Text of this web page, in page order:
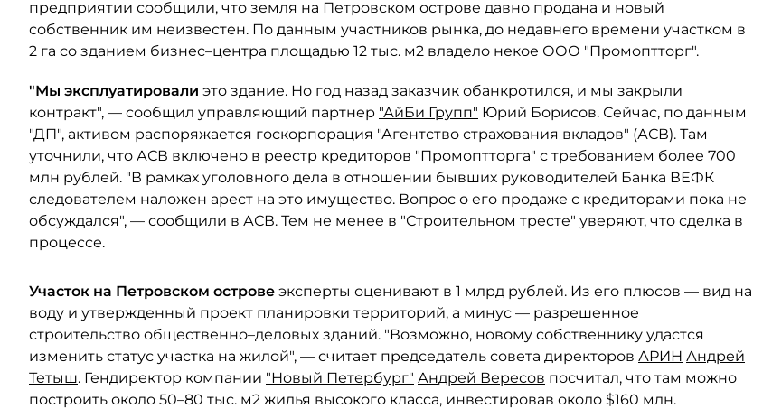
предприятии сообщили, что земля на Петровском острове давно продана и новый
собственник им неизвестен. По данным участников рынка, до недавнего времени участком в
2 га со зданием бизнес–центра площадью 12 тыс. м2 владело некое ООО "Промоптторг".
"Мы эксплуатировали это здание. Но год назад заказчик обанкротился, и мы закрыли
контракт", — сообщил управляющий партнер "АйБи Групп" Юрий Борисов. Сейчас, по данным
"ДП", активом распоряжается госкорпорация "Агентство страхования вкладов" (АСВ). Там
уточнили, что АСВ включено в реестр кредиторов "Промоптторга" с требованием более 700
млн рублей. "В рамках уголовного дела в отношении бывших руководителей Банка ВЕФК
следователем наложен арест на это имущество. Вопрос о его продаже с кредиторами пока не
обсуждался", — сообщили в АСВ. Тем не менее в "Строительном тресте" уверяют, что сделка в
процессе.
Участок на Петровском острове эксперты оценивают в 1 млрд рублей. Из его плюсов — вид на
воду и утвержденный проект планировки территорий, а минус — разрешенное
строительство общественно–деловых зданий. "Возможно, новому собственнику удастся
изменить статус участка на жилой", — считает председатель совета директоров АРИН Андрей
Тетыш. Гендиректор компании "Новый Петербург" Андрей Вересов посчитал, что там можно
построить около 50–80 тыс. м2 жилья высокого класса, инвестировав около $160 млн.